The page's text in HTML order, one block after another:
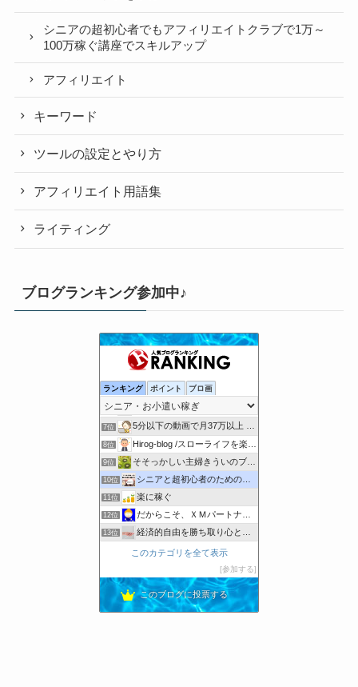
シニアの超初心者でもアフィリエイトクラブで1万～
100万稼ぐ講座でスキルアップ
アフィリエイト
キーワード
ツールの設定とやり方
アフィリエイト用語集
ライティング
ブログランキング参加中♪
ランキング ポイント ブロ画
happysora！自分の人生、自分の時間の福業！
アドセンスなんて止めてしまえ！
5位 AIアメブロ成功ナビ｜AI×アメブロで収益化を目指す！
6位 未来作りブログ
7位 5分以下の動画で月37万以上 ユーチューブのアドセンスで稼ぐ
8位 Hirog-blog /スローライフを楽しもう
9位 そそっかしい主婦きういのブログ｜懸賞好きの忙しい主婦です。
10位 シニアと超初心者のためのブログの始め方
11位 楽に稼ぐ
12位 だからこそ、ＸＭパートナーでアフィリエイト
13位 経済的自由を勝ち取り心と体の健康を保って幸せに長生きする方法
競馬ど素人が６ヶ月目に馬券で家を建てた方法！
50代の暮らしと終活ノート｜娘たちへ残す記録
16位 あくあまりんの第2の暮らし
17位 【アラカンブロガーようじろ〜】
このカテゴリを全て表示
参加する
このブログに投票する